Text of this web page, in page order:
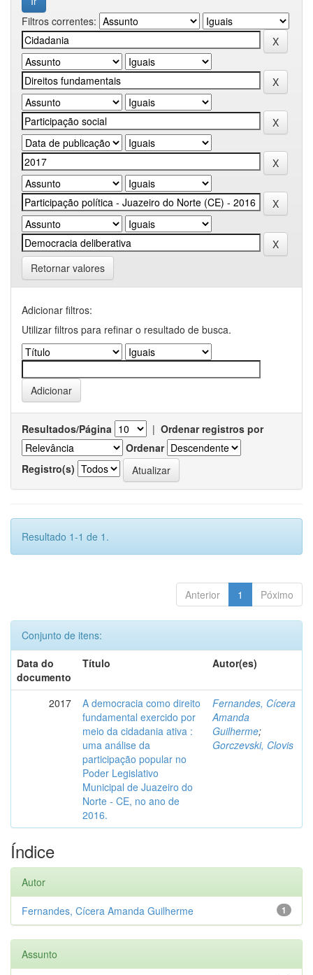
Filtros correntes:
Retornar valores
Adicionar filtros:
Utilizar filtros para refinar o resultado de busca.
Resultados/Página | Ordenar registros por
Ordenar
Registro(s)
Resultado 1-1 de 1.
Anterior 1 Póximo
Conjunto de itens:
Data do
documento
Título Autor(es)
2017
A democracia como direito
fundamental exercido por
meio da cidadania ativa :
uma análise da
participação popular no
Poder Legislativo
Municipal de Juazeiro do
Norte - CE, no ano de
2016.
Fernandes, Cícera
Amanda
Guilherme;
Gorczevski, Clovis
Índice
Autor
1
Fernandes, Cícera Amanda Guilherme
Assunto